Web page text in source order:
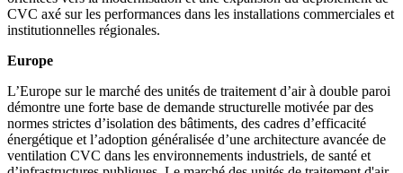
CVC axé sur les performances dans les installations commerciales et
institutionnelles régionales.
Europe
L’Europe sur le marché des unités de traitement d’air à double paroi
démontre une forte base de demande structurelle motivée par des
normes strictes d’isolation des bâtiments, des cadres d’efficacité
énergétique et l’adoption généralisée d’une architecture avancée de
ventilation CVC dans les environnements industriels, de santé et